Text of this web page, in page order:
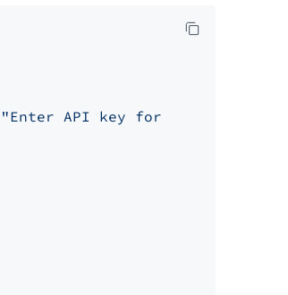
"Enter API key for IBM watsonx: "